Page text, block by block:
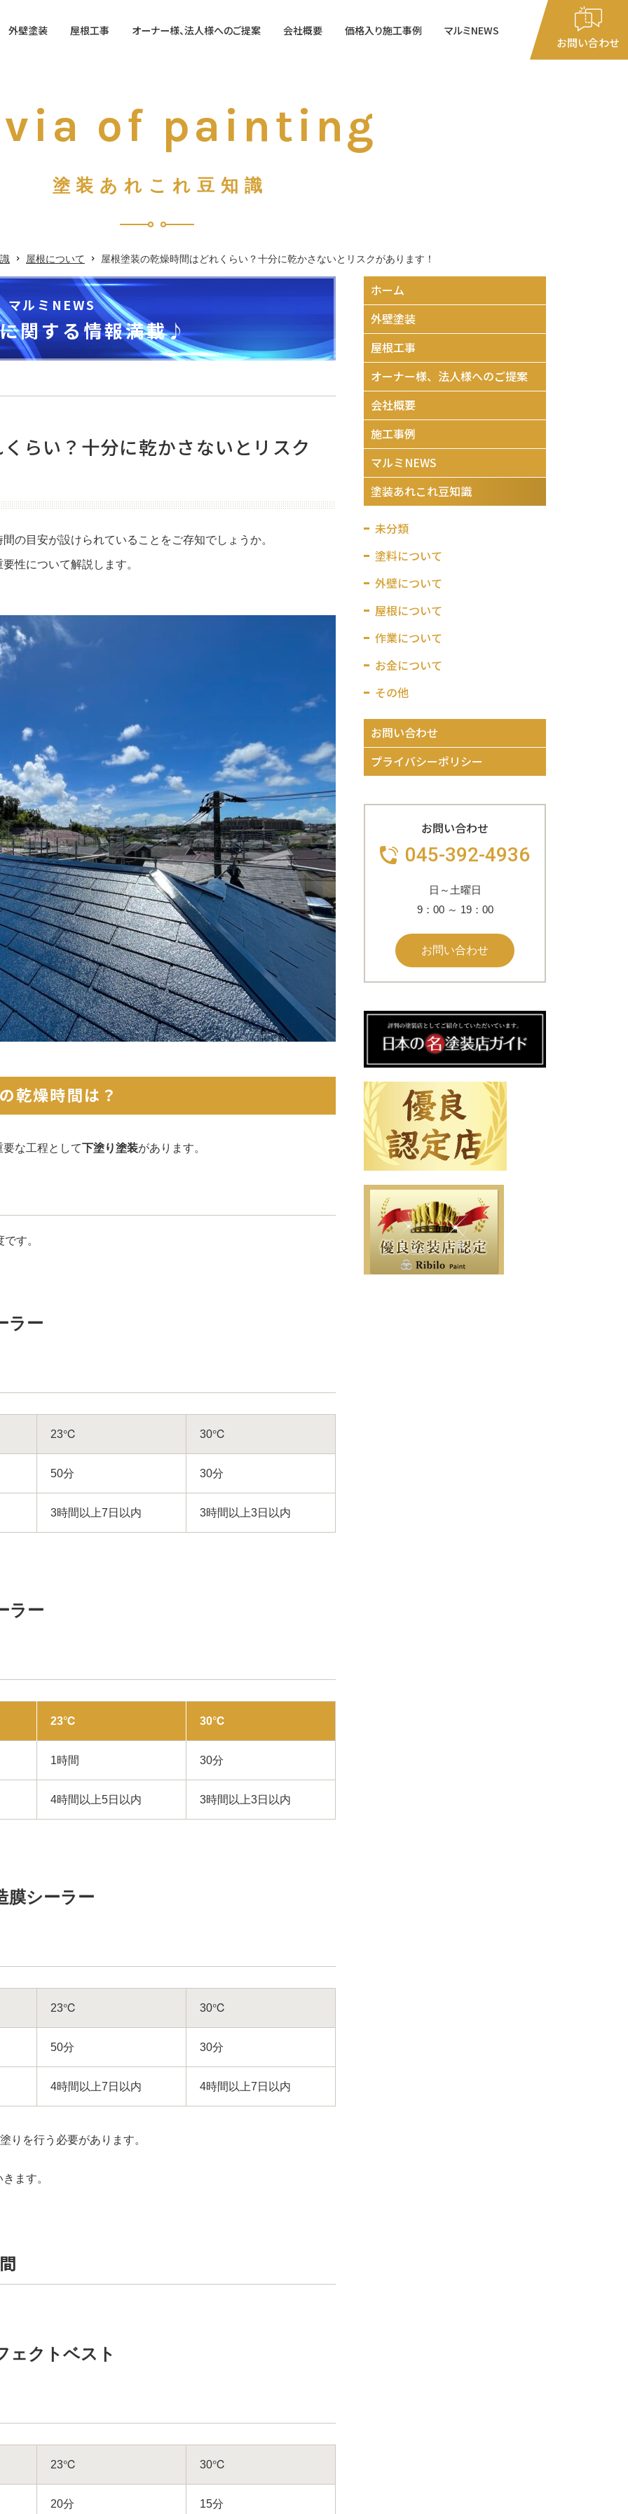
お問い合わせ
日～土曜日
外壁塗装
のか
グ工事について
屋根工事
葺き替え
オーナー様、法人様へのご提案 会社概要 価格入り施工事例 マルミNEWS
045-392-4936
of painting
塗装あれこれ豆知識
屋根について 屋根塗装の乾燥時間はどれくらい？十分に乾かさないとリスクがあります！
マルミNEWS
関する情報満載♪ マルミの施工事例を
らい？十分に乾かさないとリスク
の目安が設けられていることをご存知でしょうか。
性について解説します。
乾燥時間は？
な工程として下塗り塗装があります。
す。
ラー
23℃ 30℃
50分 30分
3時間以上7日以内 3時間以上3日以内
ラー
23℃ 30℃
1時間 30分
4時間以上5日以内 3時間以上3日以内
シーラー
23℃ 30℃
50分 30分
4時間以上7日以内 4時間以上7日以内
りを行う必要があります。
ます。
クトベスト
23℃ 30℃
20分 15分
ホーム
外壁塗装
屋根工事
オーナー様、法人様へのご提案
会社概要
施工事例
マルミNEWS
塗装あれこれ豆知識
未分類
塗料について
外壁について
屋根について
作業について
お金について
その他
お問い合わせ
プライバシーポリシー
お問い合わせ
045-392-4936
日～土曜日
9：00～ 19：00
お問い合わせ